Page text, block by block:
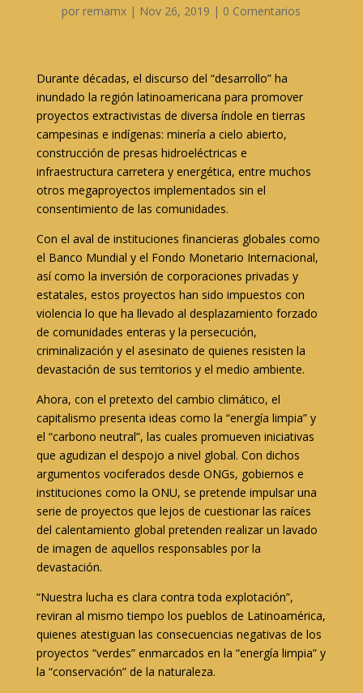
por remamx | Nov 26, 2019 | 0 Comentarios
Durante décadas, el discurso del “desarrollo” ha
inundado la región latinoamericana para promover
proyectos extractivistas de diversa índole en tierras
campesinas e indígenas: minería a cielo abierto,
construcción de presas hidroeléctricas e
infraestructura carretera y energética, entre muchos
otros megaproyectos implementados sin el
consentimiento de las comunidades.
Con el aval de instituciones financieras globales como
el Banco Mundial y el Fondo Monetario Internacional,
así como la inversión de corporaciones privadas y
estatales, estos proyectos han sido impuestos con
violencia lo que ha llevado al desplazamiento forzado
de comunidades enteras y la persecución,
criminalización y el asesinato de quienes resisten la
devastación de sus territorios y el medio ambiente.
Ahora, con el pretexto del cambio climático, el
capitalismo presenta ideas como la “energía limpia” y
el “carbono neutral”, las cuales promueven iniciativas
que agudizan el despojo a nivel global. Con dichos
argumentos vociferados desde ONGs, gobiernos e
instituciones como la ONU, se pretende impulsar una
serie de proyectos que lejos de cuestionar las raíces
del calentamiento global pretenden realizar un lavado
de imagen de aquellos responsables por la
devastación.
“Nuestra lucha es clara contra toda explotación”,
reviran al mismo tiempo los pueblos de Latinoamérica,
quienes atestiguan las consecuencias negativas de los
proyectos “verdes” enmarcados en la “energía limpia” y
la “conservación” de la naturaleza.